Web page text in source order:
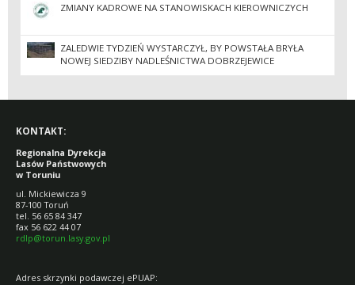
ZMIANY KADROWE NA STANOWISKACH KIEROWNICZYCH
ZALEDWIE TYDZIEŃ WYSTARCZYŁ, BY POWSTAŁA BRYŁA
NOWEJ SIEDZIBY NADLEŚNICTWA DOBRZEJEWICE
KONTAKT:
Regionalna Dyrekcja
Lasów Państwowych
w Toruniu
ul. Mickiewicza 9
87-100 Toruń
tel. 56 65 84 347
fax 56 622 44 07
rdlp@torun.lasy.gov.pl
Adres skrzynki podawczej ePUAP: